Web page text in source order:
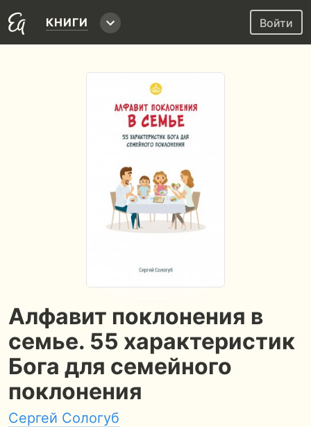
КНИГИ Войти
Алфавит поклонения в
семье. 55 характеристик
Бога для семейного
поклонения
Сергей Сологуб